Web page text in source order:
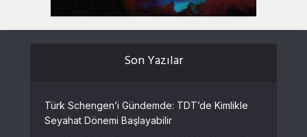
Son Yazılar
Türk Schengen’i Gündemde: TDT’de Kimlikle
Seyahat Dönemi Başlayabilir